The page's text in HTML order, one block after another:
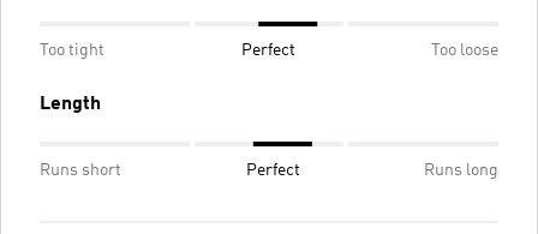
Too tight Perfect Too loose
Length
Runs short Perfect Runs long